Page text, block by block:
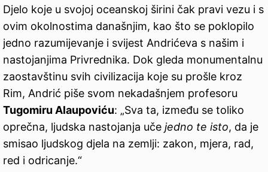
Djelo koje u svojoj oceanskoj širini čak pravi vezu i s
ovim okolnostima današnjim, kao što se poklopilo
jedno razumijevanje i svijest Andrićeva s našim i
nastojanjima Privrednika. Dok gleda monumentalnu
zaostavštinu svih civilizacija koje su prošle kroz
Rim, Andrić piše svom nekadašnjem profesoru
Tugomiru Alaupoviću: „Sva ta, između se toliko
oprečna, ljudska nastojanja uče jedno te isto, da je
smisao ljudskog djela na zemlji: zakon, mjera, rad,
red i odricanje.“